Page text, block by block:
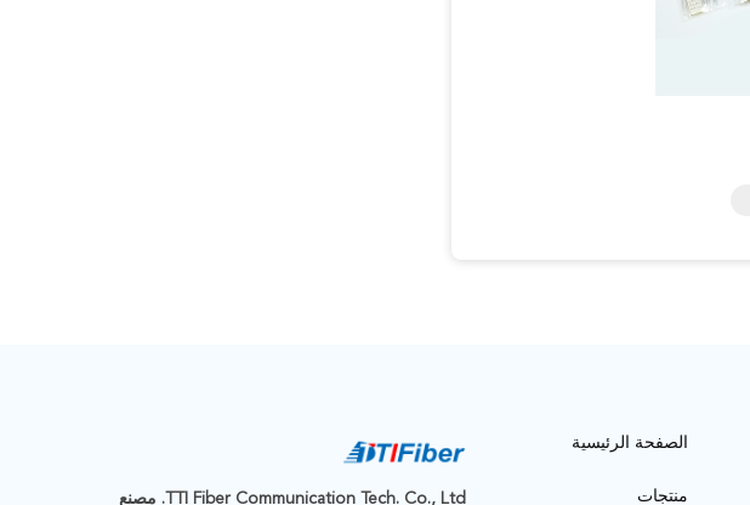
TTI Fiber Communication Tech. Co., Ltd. مصنع
الصفحة الرئيسية
منتجات